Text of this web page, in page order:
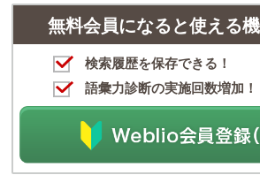
無料会員になると使える
検索履歴を保存できる！
語彙力診断の実施回数増加！